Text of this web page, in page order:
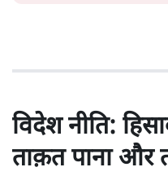
विदेश नीति:
ताक़त पाना और